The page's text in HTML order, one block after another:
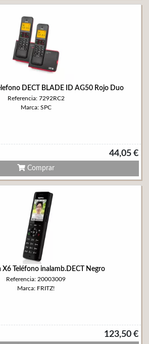
DECT BLADE ID AG50 Rojo Duo
Referencia: 7292RC2
Marca: SPC
44,05 €
Comprar
X6 Teléfono inalamb.DECT Negro
Referencia: 20003009
Marca: FRITZ!
123,50 €